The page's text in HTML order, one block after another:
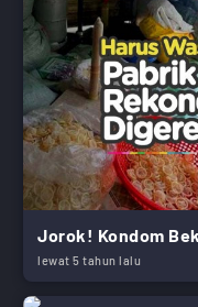
Jorok! Kondom
lewat 5 tahun lalu